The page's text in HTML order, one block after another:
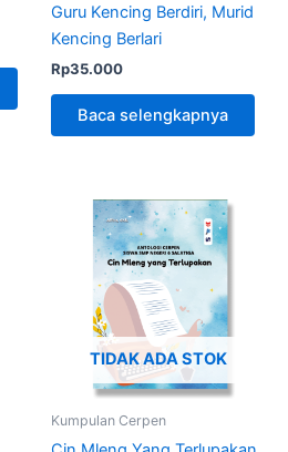
Guru Kencing Berdiri, Murid
Kencing Berlari
Rp35.000
Baca selengkapnya
TIDAK ADA STOK
Kumpulan Cerpen